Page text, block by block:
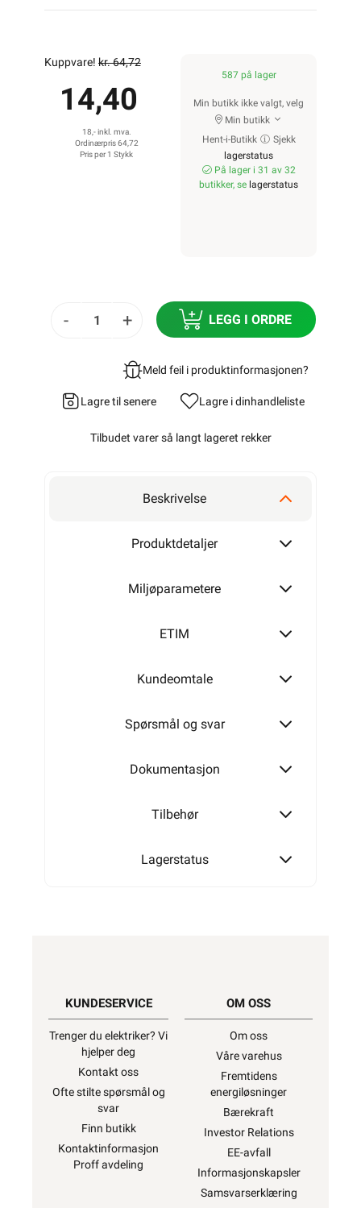
Kuppvare! kr. 64,72
14,40
18,- inkl. mva.
Ordinærpris 64,72
Pris per 1 Stykk
587 på lager
Min butikk ikke valgt, velg
Min butikk
Hent-i-Butikk
Sjekk
lagerstatus
På lager i 31 av 32
butikker, se lagerstatus
- + LEGG I ORDRE
Meld feil i produktinformasjonen?
Lagre til senere Lagre i dinhandleliste
Tilbudet varer så langt lageret rekker
Beskrivelse
Produktdetaljer
Miljøparametere
ETIM
Kundeomtale
Spørsmål og svar
Dokumentasjon
Tilbehør
Lagerstatus
KUNDESERVICE
Trenger du elektriker? Vi
hjelper deg
Kontakt oss
Ofte stilte spørsmål og
svar
Finn butikk
Kontaktinformasjon
Proff avdeling
OM OSS
Om oss
Våre varehus
Fremtidens
energiløsninger
Bærekraft
Investor Relations
EE-avfall
Informasjonskapsler
Samsvarserklæring